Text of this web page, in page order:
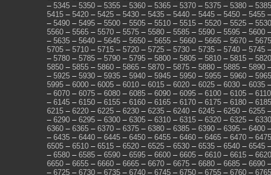
– 5345 – 5350 – 5355 – 5360 – 5365 – 5370 – 5375 – 5380 – 5385
5415 – 5420 – 5425 – 5430 – 5435 – 5440 – 5445 – 5450 – 5455
– 5490 – 5495 – 5500 – 5505 – 5510 – 5515 – 5520 – 5525 – 5530
5560 – 5565 – 5570 – 5575 – 5580 – 5585 – 5590 – 5595 – 5600
– 5635 – 5640 – 5645 – 5650 – 5655 – 5660 – 5665 – 5670 – 5675
5705 – 5710 – 5715 – 5720 – 5725 – 5730 – 5735 – 5740 – 5745
– 5780 – 5785 – 5790 – 5795 – 5800 – 5805 – 5810 – 5815 – 5820
5850 – 5855 – 5860 – 5865 – 5870 – 5875 – 5880 – 5885 – 5890
– 5925 – 5930 – 5935 – 5940 – 5945 – 5950 – 5955 – 5960 – 5965
5995 – 6000 – 6005 – 6010 – 6015 – 6020 – 6025 – 6030 – 6035
– 6070 – 6075 – 6080 – 6085 – 6090 – 6095 – 6100 – 6105 – 6110
– 6145 – 6150 – 6155 – 6160 – 6165 – 6170 – 6175 – 6180 – 6185
6215 – 6220 – 6225 – 6230 – 6235 – 6240 – 6245 – 6250 – 6255
– 6290 – 6295 – 6300 – 6305 – 6310 – 6315 – 6320 – 6325 – 6330
6360 – 6365 – 6370 – 6375 – 6380 – 6385 – 6390 – 6395 – 6400
– 6435 – 6440 – 6445 – 6450 – 6455 – 6460 – 6465 – 6470 – 6475
6505 – 6510 – 6515 – 6520 – 6525 – 6530 – 6535 – 6540 – 6545
– 6580 – 6585 – 6590 – 6595 – 6600 – 6605 – 6610 – 6615 – 6620
6650 – 6655 – 6660 – 6665 – 6670 – 6675 – 6680 – 6685 – 6690
– 6725 – 6730 – 6735 – 6740 – 6745 – 6750 – 6755 – 6760 – 6765